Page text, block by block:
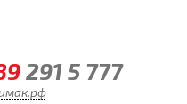
291 5 777